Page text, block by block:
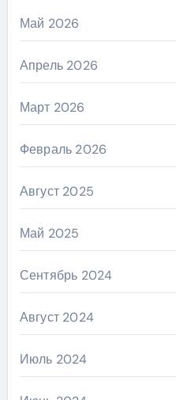
Май 2026
Апрель 2026
Март 2026
Февраль 2026
Август 2025
Май 2025
Сентябрь 2024
Август 2024
Июль 2024